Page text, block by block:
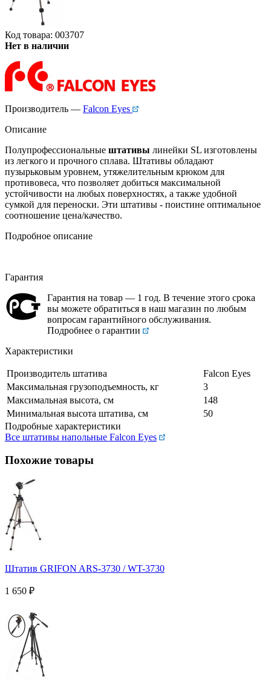
Код товара: 003707
Нет в наличии
Производитель — Falcon Eyes
Описание
Полупрофессиональные штативы линейки SL изготовлены
из легкого и прочного сплава. Штативы обладают
пузырьковым уровнем, утяжелительным крюком для
противовеса, что позволяет добиться максимальной
устойчивости на любых поверхностях, а также удобной
сумкой для переноски. Эти штативы - поистине оптимальное
соотношение цена/качество.
Подробное описание
Гарантия
Гарантия на товар — 1 год. В течение этого срока
вы можете обратиться в наш магазин по любым
вопросам гарантийного обслуживания.
Подробнее о гарантии
Характеристики
Производитель штатива
Falcon Eyes
Максимальная грузоподъемность, кг
3
Максимальная высота, см
148
Минимальная высота штатива, см
50
Подробные характеристики
Все штативы напольные Falcon Eyes
Похожие товары
Штатив GRIFON ARS-3730 / WT-3730
1 650 ₽